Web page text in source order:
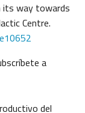
its way towards
Centre.
a
del